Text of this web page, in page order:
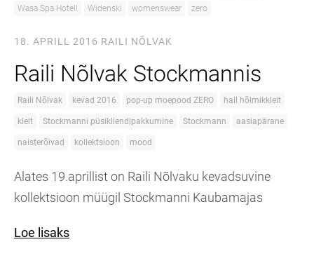
Wasa Spa Hotell
Widenski womenswear zero
18. APRILL 2016 RAILI NÕLVAK
Raili Nõlvak Stockmannis
Raili Nõlvak kevad 2016 pop-up moepood ZERO hall hõlmikkleit
kleit Stockmanni püsikliendipakkumine Stockmann aasiapärane
naisterõivad kollektsioon mood
Alates 19.aprillist on Raili Nõlvaku kevadsuvine
kollektsioon müügil Stockmanni Kaubamajas
Loe lisaks